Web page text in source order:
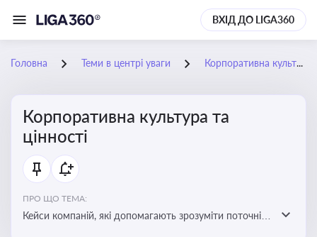
ВХІД ДО LIGA360
Головна Теми в центрі уваги Корпоративна культура та цінності
Корпоративна культура та
цінності
ПРО ЩО ТЕМА:
Кейси компаній, які допомагають зрозуміти поточні